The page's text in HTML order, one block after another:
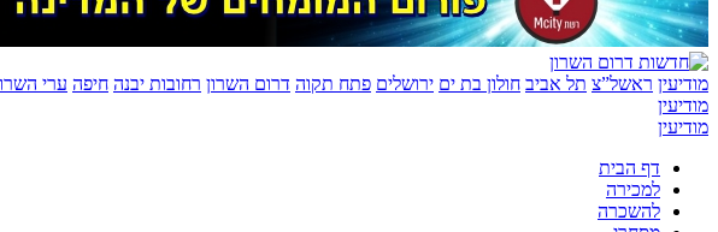
מודיעין ראשל”צ תל אביב חולון בת ים ירושלים פתח תקוה דרום השרון רחובות יבנה חיפה ערי
מודיעין
מודיעין
דף הבית
למכירה
להשכרה